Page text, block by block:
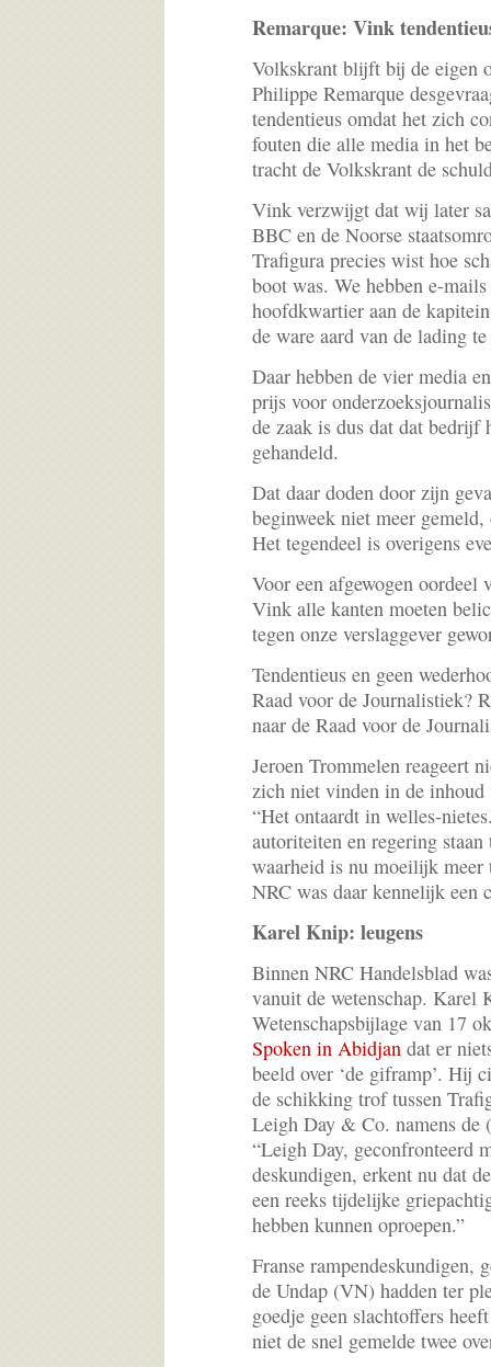
Remarque: Vink
Volkskrant blijft bij de eigen
Philippe Remarque
tendentieus omdat het zich
fouten die alle media in het
tracht de Volkskrant de
Vink verzwijgt dat wij later
BBC en de Noorse
Trafigura precies wist hoe
boot was. We hebben e-
hoofdkwartier aan de
de ware aard van de lading
Daar hebben de vier media
prijs voor
de zaak is dus dat dat bedrijf
gehandeld.
Dat daar doden door zijn
beginweek niet meer
Het tegendeel is overigens
Voor een afgewogen oordeel
Vink alle kanten moeten
tegen onze verslaggever
Tendentieus en geen
Raad voor de Journalistiek?
naar de Raad voor de
Jeroen Trommelen reageert
zich niet vinden in de
“Het ontaardt in welles-
autoriteiten en regering
waarheid is nu moeilijk meer
NRC was daar kennelijk een
Karel Knip: leugens
Binnen NRC Handelsblad
vanuit de wetenschap. Karel
Wetenschapsbijlage van 17
Spoken in Abidjan dat er
beeld over ‘de giframp’. Hij
de schikking trof tussen
Leigh Day & Co. namens de
“Leigh Day, geconfronteerd
deskundigen, erkent nu dat
een reeks tijdelijke
hebben kunnen oproepen.”
Franse rampendeskundigen,
de Undap (VN) hadden ter
goedje geen slachtoffers
niet de snel gemelde twee